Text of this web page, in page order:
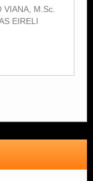
VIANA, M.Sc.
EIRELI